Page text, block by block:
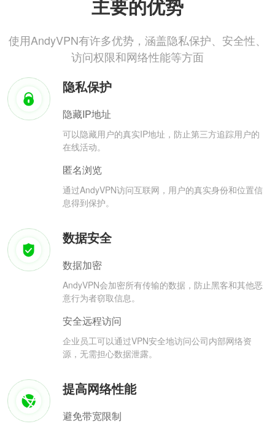
主要的优势
使用AndyVPN有许多优势，涵盖隐私保护、安全性、
访问权限和网络性能等方面
隐私保护
隐藏IP地址
可以隐藏用户的真实IP地址，防止第三方追踪用户的
在线活动。
匿名浏览
通过AndyVPN访问互联网，用户的真实身份和位置信
息得到保护。
数据安全
数据加密
AndyVPN会加密所有传输的数据，防止黑客和其他恶
意行为者窃取信息。
安全远程访问
企业员工可以通过VPN安全地访问公司内部网络资
源，无需担心数据泄露。
提高网络性能
避免带宽限制